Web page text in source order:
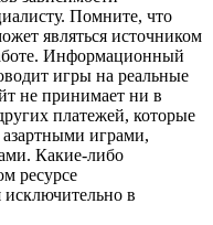
Помните, что
являться источником
Информационный
игры на реальные
не принимает ни в
платежей, которые
азартными играми,
Какие-либо
ресурсе
исключительно в